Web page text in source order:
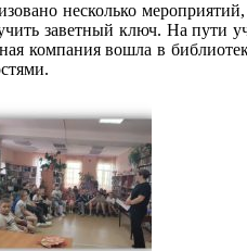
несколько
заветный ключ. На пути
компания вошла в